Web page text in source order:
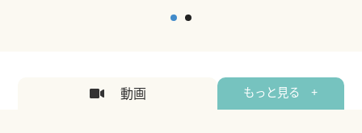
2026年5月12日
動画 もっと見る +